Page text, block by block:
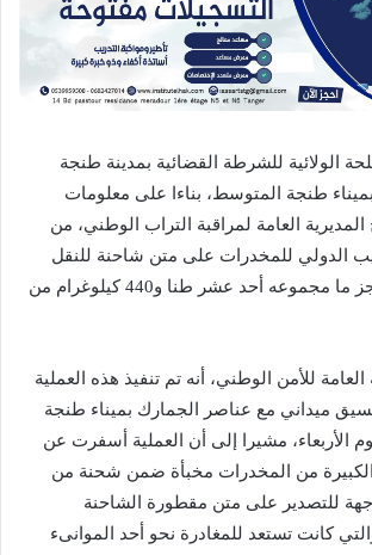
الولائية للشرطة القضائية بمدينة طنجة
طنجة المتوسط، بناءا على معلومات
العامة لمراقبة التراب الوطني، من
الدولي للمخدرات على متن شاحنة للنقل
الدولي للبضائع، وحجز ما مجموعه أحد عشر طنا و440 كيلوغرام من
للأمن الوطني، أنه تم تنفيذ هذه العملية
ميداني مع عناصر الجمارك بميناء طنجة
الأربعاء، مشيرا إلى أن العملية أسفرت عن
من المخدرات مخبأة ضمن شحنة من
للتصدير على متن مقطورة الشاحنة
كانت تستعد للمغادرة نحو أحد الموانىء